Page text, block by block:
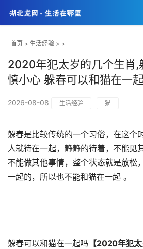
首页 > 生活经验 > >
2020年犯太岁的几个生肖,
慎小心 躲春可以和猫在一
2026-08-08 生活经验 猫
躲春是比较传统的一个习俗，在这个
人就待在一起，静静的待着，不能见
不能做其他事情，整个状态就是放松
一起的，所以也不能和猫在一起 。
躲春可以和猫在一起吗 【2020年犯